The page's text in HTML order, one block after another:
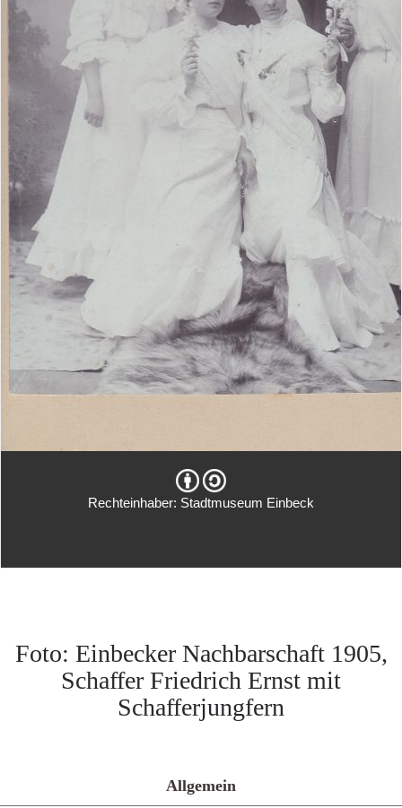
Rechteinhaber: Stadtmuseum Einbeck
Foto: Einbecker Nachbarschaft 1905,
Schaffer Friedrich Ernst mit
Schafferjungfern
Allgemein